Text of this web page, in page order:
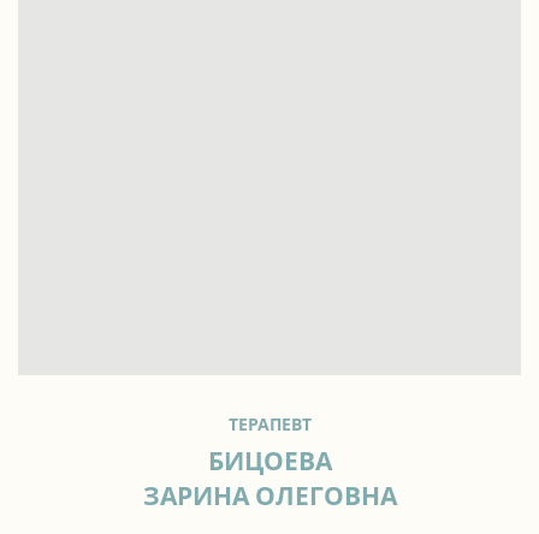
ТЕРАПЕВТ
БИЦОЕВА
ЗАРИНА ОЛЕГОВНА